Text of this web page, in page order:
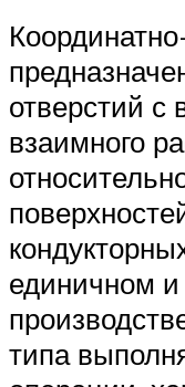
отверстий с
взаимного
единичном
типа